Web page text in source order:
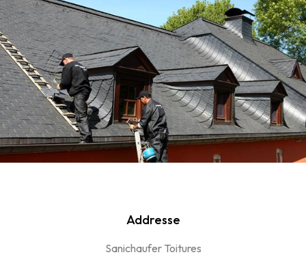
Addresse
Sanichaufer Toitures